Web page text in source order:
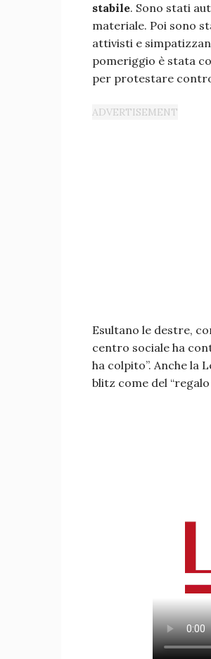
stabile. Sono stati
materiale. Poi sono
attivisti e
pomeriggio è stata
per protestare
Esultano le destre,
centro sociale ha
ha colpito”. Anche la
blitz come del